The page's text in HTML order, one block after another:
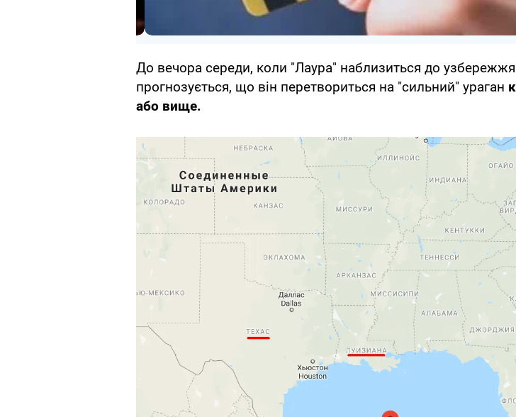
До вечора середи, коли "Лаура" наблизиться до
прогнозується, що він перетвориться на "сильний" ураган
або вище.